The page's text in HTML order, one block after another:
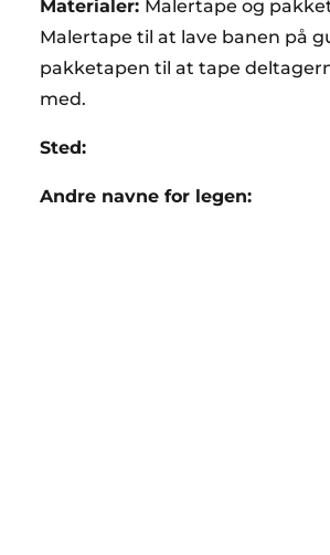
Materialer: Malertape og
Malertape til at lave banen på
pakketapen til at tape
med.
Sted:
Andre navne for legen: